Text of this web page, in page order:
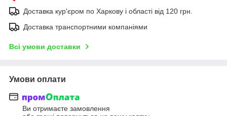
Доставка кур'єром по Харкову і області від 120 грн.
Доставка транспортними компаніями
Всі умови доставки
Умови оплати
Ви отримаєте замовлення